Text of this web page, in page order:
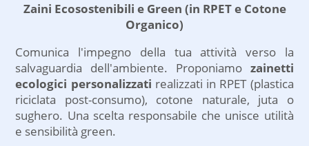
Zaini Ecosostenibili e Green (in RPET e Cotone
Organico)
Comunica l'impegno della tua attività verso la
salvaguardia dell'ambiente. Proponiamo zainetti
ecologici personalizzati realizzati in RPET (plastica
riciclata post-consumo), cotone naturale, juta o
sughero. Una scelta responsabile che unisce utilità
e sensibilità green.